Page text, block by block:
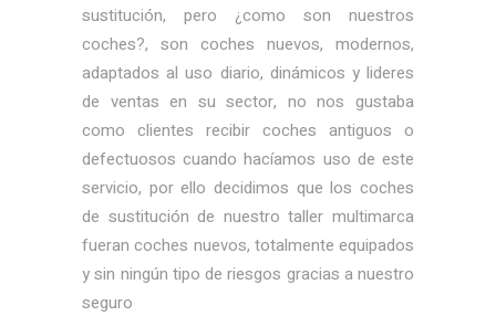
sustitución, pero ¿como son nuestros
coches?, son coches nuevos, modernos,
adaptados al uso diario, dinámicos y lideres
de ventas en su sector, no nos gustaba
como clientes recibir coches antiguos o
defectuosos cuando hacíamos uso de este
servicio, por ello decidimos que los coches
de sustitución de nuestro taller multimarca
fueran coches nuevos, totalmente equipados
y sin ningún tipo de riesgos gracias a nuestro
seguro